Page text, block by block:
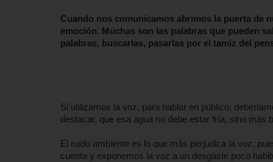
Cuando nos comunicamos abrimos la puerta de
emoción. Muchas son las palabras que pueden
palabras, buscarlas, pasarlas por el tamiz del
Si utilizamos la voz, para hablar en público,
destacar, que esa agua no debe estar fría, sino más
El ruido ambiente es lo que más perjudica la voz,
cuenta y exponemos la voz a un desgaste poco